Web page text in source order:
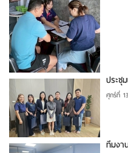
ประชุ
ศุกร์ที่
ทีมงา